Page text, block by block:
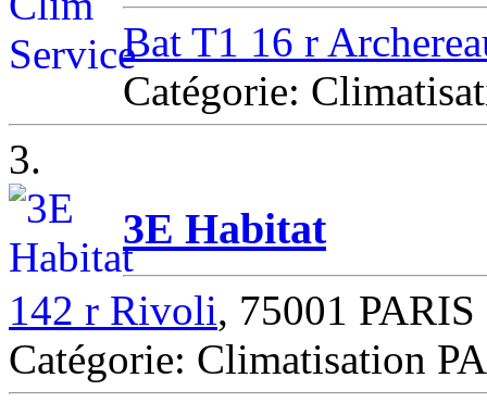
Bat T1 16 r
Catégorie:
3.
3E Habitat
142 r Rivoli, 75001 PARIS
Catégorie: Climatisation